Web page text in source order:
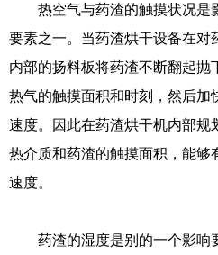
热空气与药渣的触摸状况是
要素之一。当药渣烘干设备在对
内部的扬料板将药渣不断翻起抛
热气的触摸面积和时刻，然后加
速度。因此在药渣烘干机内部规
热介质和药渣的触摸面积，能够
速度。
药渣的湿度是别的一个影响